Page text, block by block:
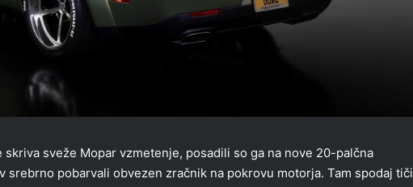
sveže Mopar vzmetenje, posadili so ga na nove 20-palčna
srebrno pobarvali obvezen zračnik na pokrovu motorja. Tam spodaj tiči